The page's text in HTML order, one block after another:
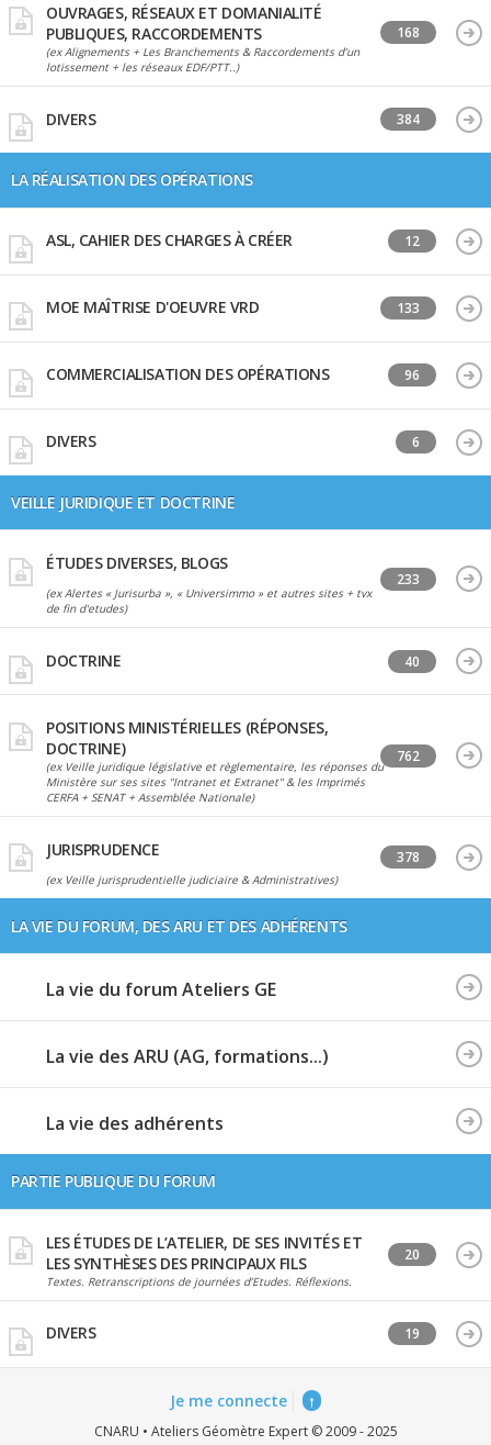
OUVRAGES, RÉSEAUX ET DOMANIALITÉ
PUBLIQUES, RACCORDEMENTS
(ex Alignements + Les Branchements & Raccordements d’un
lotissement + les réseaux EDF/PTT..)
168
DIVERS 384
LA RÉALISATION DES OPÉRATIONS
ASL, CAHIER DES CHARGES À CRÉER 12
MOE MAÎTRISE D'OEUVRE VRD 133
COMMERCIALISATION DES OPÉRATIONS 96
DIVERS 6
VEILLE JURIDIQUE ET DOCTRINE
ÉTUDES DIVERSES, BLOGS
(ex Alertes « Jurisurba », « Universimmo » et autres sites + tvx
de fin d'etudes)
233
DOCTRINE 40
POSITIONS MINISTÉRIELLES (RÉPONSES,
DOCTRINE)
(ex Veille juridique législative et règlementaire, les réponses du
Ministère sur ses sites "Intranet et Extranet" & les Imprimés
CERFA + SENAT + Assemblée Nationale)
762
JURISPRUDENCE
(ex Veille jurisprudentielle judiciaire & Administratives)
378
LA VIE DU FORUM, DES ARU ET DES ADHÉRENTS
La vie du forum Ateliers GE
La vie des ARU (AG, formations...)
La vie des adhérents
PARTIE PUBLIQUE DU FORUM
LES ÉTUDES DE L’ATELIER, DE SES INVITÉS ET
LES SYNTHÈSES DES PRINCIPAUX FILS
Textes. Retranscriptions de journées d’Etudes. Réflexions.
20
DIVERS 19
Je me connecte ↑
CNARU • Ateliers Géomètre Expert © 2009 - 2025